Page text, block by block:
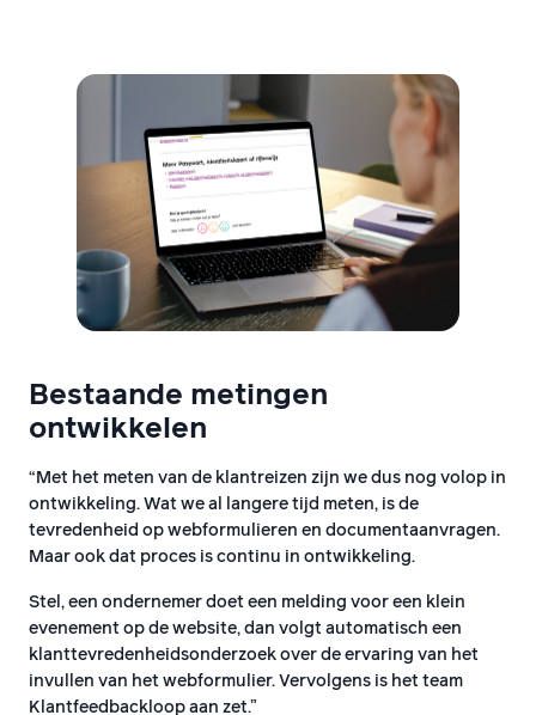
Bestaande metingen
ontwikkelen
“Met het meten van de klantreizen zijn we dus nog volop in
ontwikkeling. Wat we al langere tijd meten, is de
tevredenheid op webformulieren en documentaanvragen.
Maar ook dat proces is continu in ontwikkeling.
Stel, een ondernemer doet een melding voor een klein
evenement op de website, dan volgt automatisch een
klanttevredenheidsonderzoek over de ervaring van het
invullen van het webformulier. Vervolgens is het team
Klantfeedbackloop aan zet.”